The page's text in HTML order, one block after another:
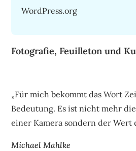
WordPress.org
Fotografie, Feuilleton und
„Für mich bekommt das Wort
Bedeutung. Es ist nicht mehr
einer Kamera sondern der Wert
Michael Mahlke